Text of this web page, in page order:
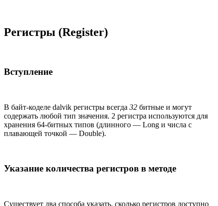
Регистры (Register)
Вступление
В байт-коделе dalvik регистры всегда 32 битные и могут
содержать любой тип значения. 2 регистра используются для
хранения 64-битных типов (длинного — Long и числа с
плавающей точкой — Double).
Указание количества регистров в методе
Существует два способа указать, сколько регистров доступно